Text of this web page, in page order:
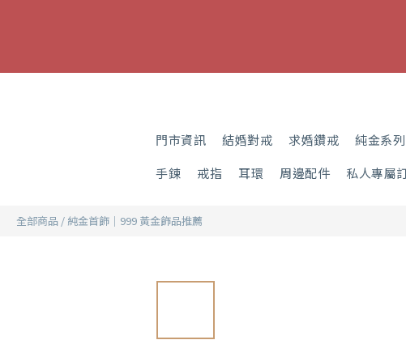
門市資訊 結婚對戒 求婚鑽戒 純金系
手鍊
戒指 耳環 周邊配件 私人專屬
全部商品 / 純金首飾｜999 黃金飾品推薦